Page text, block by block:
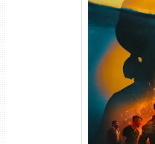
Silo 2ª
WEB-DL